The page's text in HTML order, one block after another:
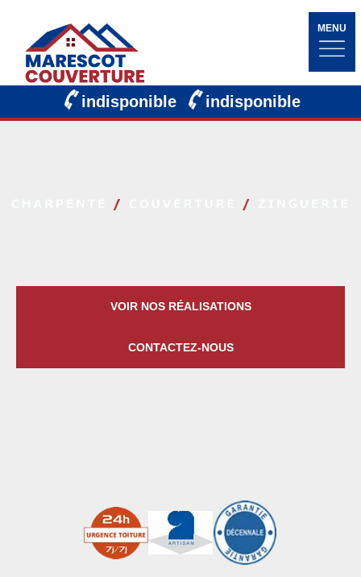
MENU
indisponible indisponible
VOIR NOS RÉALISATIONS
CONTACTEZ-NOUS